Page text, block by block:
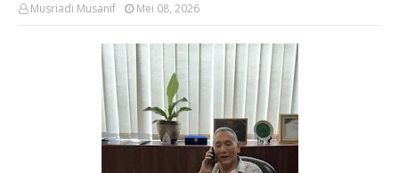
Musriadi Musanif Mei 08, 2026